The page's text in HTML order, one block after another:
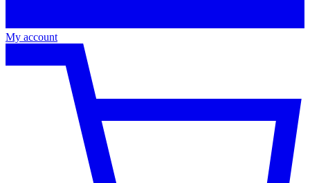
My account